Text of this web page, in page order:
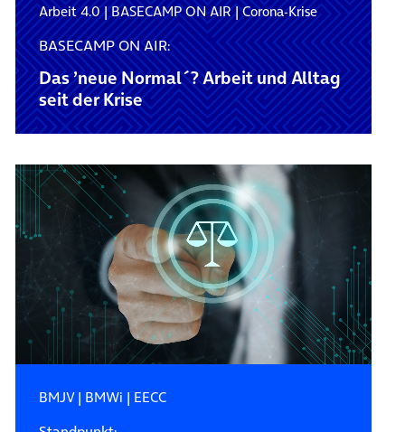
Arbeit 4.0|BASECAMP ON AIR|Corona-Krise
BASECAMP ON AIR:
Das ’neue Normal´? Arbeit und Alltag
seit der Krise
BMJV| BMWi | EECC